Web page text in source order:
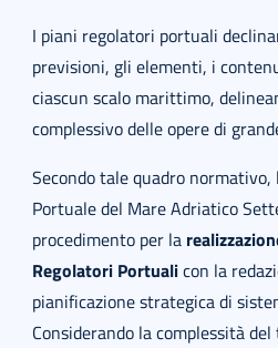
I piani regolatori portuali
previsioni, gli elementi, i
ciascun scalo marittimo,
complessivo delle opere di
Secondo tale quadro normativo,
Portuale del Mare Adriatico
procedimento per la
Regolatori Portualicon la
pianificazione strategica di
Considerando la complessità